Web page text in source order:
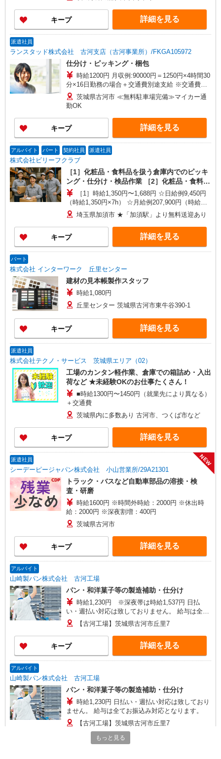
キープ 詳細を見る
派遣社員
ランスタッド株式会社 古河支店（古河事業所）/FKGA105972
仕分け・ピッキング・梱包
時給1200円 月収例:90000円＝1250円×4時間30
分×16日勤務の場合＋交通費別途支給 ※交通費実
費支給／当社規定あり。
茨城県古河市 ≪無料駐車場完備≫マイカー通
勤OK
キープ 詳細を見る
アルバイト パート 契約社員 派遣社員
株式会社ビリーフクラブ
［1］化粧品・食料品を扱う倉庫内でのピッキ
ング・仕分け・検品作業 ［2］化粧品・食料品
を扱う倉庫内でのフォークリフト作業
［1］時給1,350円〜1,688円 ☆日給例9,450円
（時給1,350円×7h） ☆月給例207,900円（時給
1,350円×7h×22日） ［2］特別時給2,000円（入社
から翌月末迄） 時給1,550円〜1,938円（通常時
給） ☆日給例10,850円（時給1,550円×7h） ☆月
給例238,700円（時給1,550円×7h×22日） ※経
験・能力等による
埼玉県加須市 ★「加須駅」より無料送迎あり
キープ 詳細を見る
パート
株式会社 インターワーク 丘里センター
建材の見本帳製作スタッフ
時給1,080円
丘里センター 茨城県古河市東牛谷390-1
キープ 詳細を見る
派遣社員
株式会社テクノ・サービス 茨城県エリア（02）
工場のカンタン軽作業、倉庫での箱詰め・入出
荷など ★未経験OKのお仕事たくさん！
■時給1300円〜1450円（就業先により異なる）
＋交通費
茨城県内に多数あり 古河市、つくば市など
キープ 詳細を見る
派遣社員
シーデーピージャパン株式会社 小山営業所/29A21301
NEW
トラック・バスなど自動車部品の溶接・検
査・研磨
時給1600円 ※時間外時給：2000円 ※休出時
給：2000円 ※深夜割増：400円
茨城県古河市
キープ 詳細を見る
アルバイト
山崎製パン株式会社 古河工場
パン・和洋菓子等の製造補助・仕分け
時給1,230円 ※深夜帯は時給1,537円 日払
い・週払い対応は致しておりません。 給与は全て
お振込み対応となります。
【古河工場】茨城県古河市丘里7
キープ 詳細を見る
アルバイト
山崎製パン株式会社 古河工場
パン・和洋菓子等の製造補助・仕分け
時給1,230円 日払い・週払い対応は致しており
ません。 給与は全てお振込み対応となります。
【古河工場】茨城県古河市丘里7
もっと見る